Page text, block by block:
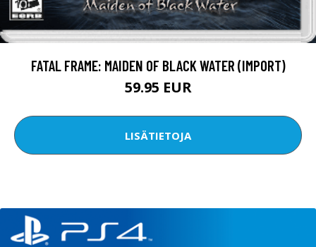
FATAL FRAME: MAIDEN OF BLACK WATER (IMPORT)
59.95 EUR
LISÄTIETOJA